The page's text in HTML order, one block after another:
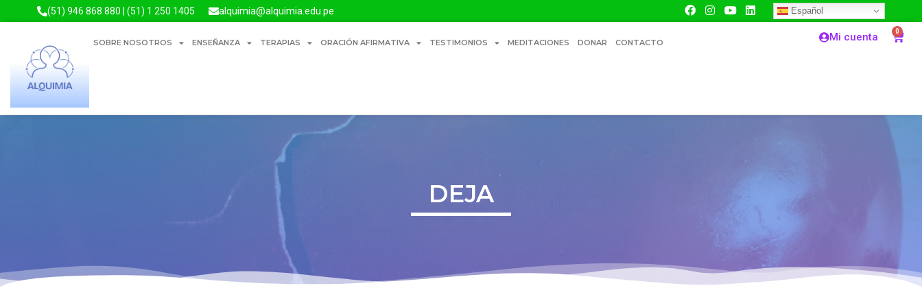
(51) 946 868 880 | (51) 1 250 1405 alquimia@alquimia.edu.pe Español
SOBRE NOSOTROS ENSEÑANZA TERAPIAS ORACIÓN AFIRMATIVA TESTIMONIOS MEDITACIONES DONAR CONTACTO Mi cuenta 0
DEJA